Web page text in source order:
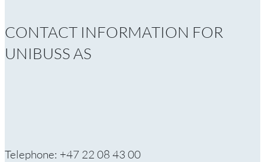
CONTACT INFORMATION FOR
UNIBUSS AS
Telephone: +47 22 08 43 00